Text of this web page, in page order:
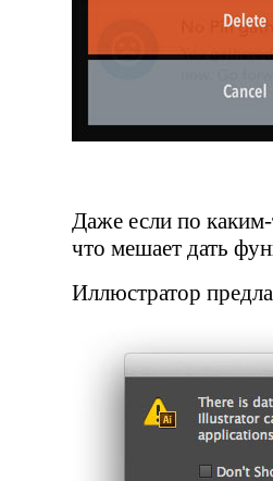
Даже если по
что мешает дать
Иллюстратор